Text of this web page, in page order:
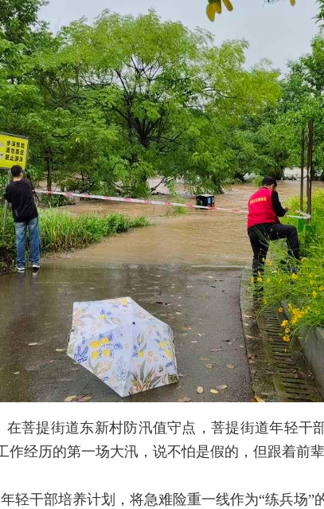
菩提街道东新村防汛值守点，菩提街道年轻干
作经历的第一场大汛，说不怕是假的，但跟着前
轻干部培养计划，将急难险重一线作为“练兵场”